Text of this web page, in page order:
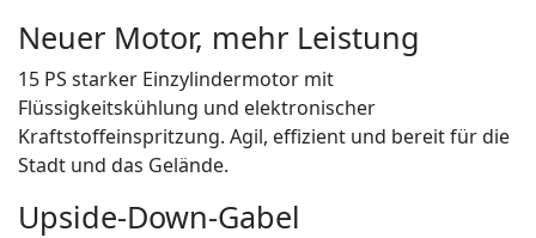
Neuer Motor, mehr Leistung
15 PS starker Einzylindermotor mit
Flüssigkeitskühlung und elektronischer
Kraftstoffeinspritzung. Agil, effizient und bereit für die
Stadt und das Gelände.
Upside-Down-Gabel